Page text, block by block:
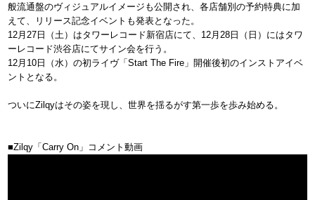
般流通盤のヴィジュアルイメージも公開され、各店舗別の予約特典に加
えて、リリース記念イベントも発表となった。
12月27日（土）はタワーレコード新宿店にて、12月28日（日）にはタワ
ーレコード渋谷店にてサイン会を行う。
12月10日（水）の初ライヴ「Start The Fire」開催後初のインストアイベ
ントとなる。
ついにZilqyはその姿を現し、世界を揺るがす第一歩を歩み始める。
■Zilqy「Carry On」コメント動画